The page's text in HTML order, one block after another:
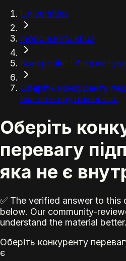
Universities
moodle.kntu.kr.ua
Контролінг і
Оберіть конкуренту
яка не є внутрішньою:
Оберіть
перевагу
яка не є
✅ The verified answer to this
below. Our community-
understand the material better.
Оберіть конкуренту
є